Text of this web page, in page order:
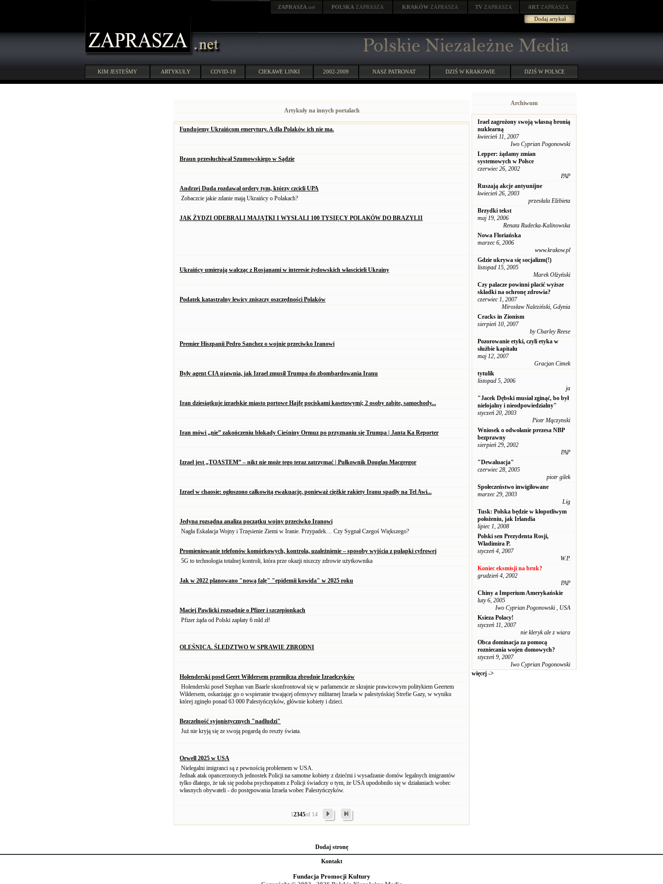
ZAPRASZA .net POLSKA ZAPRASZA KRAKÓW ZAPRASZA TV ZAPRASZA ART ZAPRASZA
Dodaj artykuł
KIM JESTEŚMY ARTYKUŁY COVID-19 CIEKAWE LINKI 2002-2009 NASZ PATRONAT DZIŚ W KRAKOWIE DZIŚ W POLSCE
Artykuły na innych portalach
Fundujemy Ukraińcom emerytury. A dla Polaków ich nie ma.
Braun przesłuchiwał Szumowskiego w Sądzie
Andrzej Duda rozdawał ordery tym, którzy czcicli UPA
Zobaczcie jakie zdanie mają Ukraińcy o Polakach?
JAK ŻYDZI ODEBRALI MAJĄTKI I WYSŁALI 100 TYSIĘCY POLAKÓW DO BRAZYLII
Ukraińcy umierają walcząc z Rosjanami w interesie żydowskich włascicieli Ukrainy
Podatek katastralny lewicy zniszczy oszczędności Polaków
Premier Hiszpanii Pedro Sanchez o wojnie przeciwko Iranowi
Były agent CIA ujawnia, jak Izrael zmusił Trumpa do zbombardowania Iranu
Iran dziesiątkuje izraelskie miasto portowe Hajfę pociskami kasetowymi; 2 osoby zabite, samochody...
Iran mówi „nie” zakończeniu blokady Cieśniny Ormuz po przyznaniu się Trumpa | Janta Ka Reporter
Izrael jest „TOASTEM” – nikt nie może tego teraz zatrzymać | Pułkownik Douglas Macgregor
Izrael w chaosie: ogłoszono całkowitą ewakuację, ponieważ ciężkie rakiety Iranu spadły na Tel Awi...
Jedyna rozsądna analiza początku wojny przeciwko Iranowi
Nagła Eskalacja Wojny i Trzęsienie Ziemi w Iranie. Przypadek… Czy Sygnał Czegoś Większego?
Promieniowanie telefonów komórkowych, kontrola, uzależnienie – sposoby wyjścia z pułapki cyfrowej
5G to technologia totalnej kontroli, która prze okazji niszczy zdrowie użytkownika
Jak w 2022 planowano "nową falę" "epidemii kowida" w 2025 roku
Maciej Pawlicki rozsądnie o Pfizer i szczepionkach
Pfizer żąda od Polski zapłaty 6 mld zł!
OLEŚNICA. ŚLEDZTWO W SPRAWIE ZBRODNI
Holenderski poseł Geert Wildersem przemilcza zbrodnie Izraelczyków
Holenderski poseł Stephan van Baarle skonfrontował się w parlamencie ze skrajnie prawicowym politykiem Geertem
Wildersem, oskarżając go o wspieranie trwającej ofensywy militarnej Izraela w palestyńskiej Strefie Gazy, w wyniku
której zginęło ponad 63 000 Palestyńczyków, głównie kobiety i dzieci.
Bezczelność syjonistycznych "nadludzi"
Już nie kryją się ze swoją pogardą do reszty świata.
Orwell 2025 w USA
Nielegalni imigranci są z pewnością problemem w USA.
Jednak atak opancerzonych jednostek Policji na samotne kobiety z dziećmi i wysadzanie domów legalnych imigrantów
tylko dlatego, że tak się podoba psychopatom z Policji świadczy o tym, że USA upodobniło się w działaniach wobec
własnych obywateli - do postępowania Izraela wobec Palestyńczyków.
12345of 14
Archiwum
Irael zagrożony swoją własną bronią
nuklearną
kwiecień 11, 2007
Iwo Cyprian Pogonowski
Lepper: żądamy zmian
systemowych w Polsce
czerwiec 26, 2002
PAP
Ruszają akcje antyunijne
kwiecień 26, 2003
przesłala Elżbieta
Brzydki tekst
maj 19, 2006
Renata Rudecka-Kalinowska
Nowa Floriańska
marzec 6, 2006
www.krakow.pl
Gdzie ukrywa się socjalizm(!)
listopad 15, 2005
Marek Olżyński
Czy palacze powinni płacić wyższe
składki na ochronę zdrowia?
czerwiec 1, 2007
Mirosław Naleziński, Gdynia
Cracks in Zionism
sierpień 10, 2007
by Charley Reese
Pozorowanie etyki, czyli etyka w
służbie kapitału
maj 12, 2007
Gracjan Cimek
tytulik
listopad 5, 2006
ja
"Jacek Dębski musiał zginąć, bo był
nielojalny i nieodpowiedzialny"
styczeń 20, 2003
Piotr Mączynski
Wniosek o odwołanie prezesa NBP
bezprawny
sierpień 29, 2002
PAP
"Dewaluacja"
czerwiec 28, 2005
piotr gilek
Społeczeństwo inwigilowane
marzec 29, 2003
Lig
Tusk: Polska będzie w kłopotliwym
położeniu, jak Irlandia
lipiec 1, 2008
Polski sen Prezydenta Rosji,
Władimira P.
styczeń 4, 2007
W.P.
Koniec eksmisji na bruk?
grudzień 4, 2002
PAP
Chiny a Imperium Amerykańskie
luty 6, 2005
Iwo Cyprian Pogonowski , USA
Ksieza Polacy!
styczeń 11, 2007
nie kleryk ale z wiara
Obca dominacja za pomocą
rozniecania wojen domowych?
styczeń 9, 2007
Iwo Cyprian Pogonowski
więcej ->
Dodaj stronę
Kontakt
Fundacja Promocji Kultury